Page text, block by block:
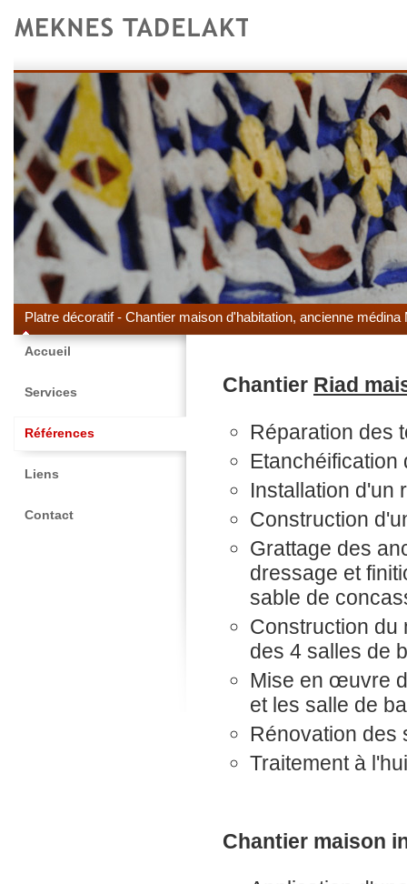
Platre décoratif - Chantier maison d'habitation, ancienne médina
Accueil
Services
Références
Liens
Contact
Chantier Riad
Réparation des
Etanchéification
Installation d'un
Construction
Grattage des
dressage et
sable de
Construction du
des 4 salles de
Mise en œuvre
et les salle de
Rénovation des
Traitement à
Chantier maison